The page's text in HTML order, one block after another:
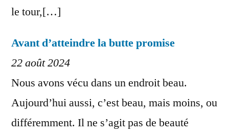
le tour,[…]
Avant d’atteindre la butte promise
22 août 2024
Nous avons vécu dans un endroit beau.
Aujourd’hui aussi, c’est beau, mais moins, ou
différemment. Il ne s’agit pas de beauté